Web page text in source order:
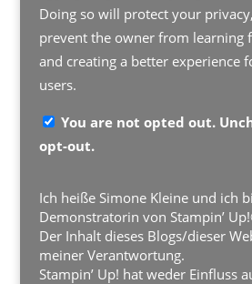
Doing so will protect your
prevent the owner from learning
and creating a better experience
users.
You are not opted out.
opt-out.
Ich heiße Simone Kleine und ich
Demonstratorin von Stampin’
Der Inhalt dieses Blogs/dieser
meiner Verantwortung.
Stampin’ Up! hat weder Einfluss